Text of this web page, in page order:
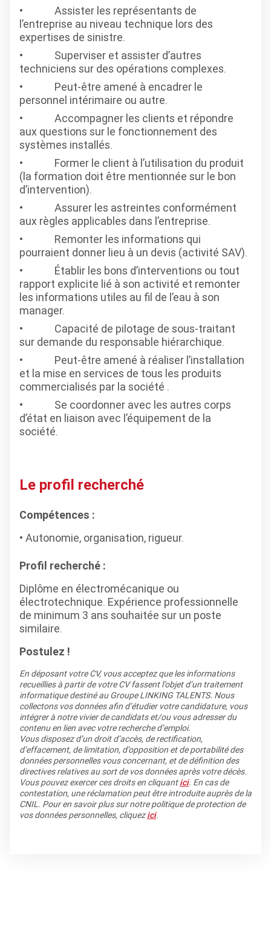
Assister les représentants de
l’entreprise au niveau technique lors des
expertises de sinistre.
Superviser et assister d’autres
techniciens sur des opérations complexes.
Peut-être amené à encadrer le
personnel intérimaire ou autre.
Accompagner les clients et répondre
aux questions sur le fonctionnement des
systèmes installés.
Former le client à l’utilisation du produit
(la formation doit être mentionnée sur le bon
d’intervention).
Assurer les astreintes conformément
aux règles applicables dans l’entreprise.
Remonter les informations qui
pourraient donner lieu à un devis (activité SAV).
Établir les bons d’interventions ou tout
rapport explicite lié à son activité et remonter
les informations utiles au fil de l’eau à son
manager.
Capacité de pilotage de sous-traitant
sur demande du responsable hiérarchique.
Peut-être amené à réaliser l’installation
et la mise en services de tous les produits
commercialisés par la société .
Se coordonner avec les autres corps
d’état en liaison avec l’équipement de la
société.
Le profil recherché
Compétences :
Autonomie, organisation, rigueur.
Profil recherché :
Diplôme en électromécanique ou
électrotechnique. Expérience professionnelle
de minimum 3 ans souhaitée sur un poste
similaire.
Postulez !
En déposant votre CV, vous acceptez que les informations
recueillies à partir de votre CV fassent l’objet d’un traitement
informatique destiné au Groupe LINKING TALENTS. Nous
collectons vos données afin d’étudier votre candidature, vous
intégrer à notre vivier de candidats et/ou vous adresser du
contenu en lien avec votre recherche d’emploi.
Vous disposez d’un droit d’accès, de rectification,
d’effacement, de limitation, d’opposition et de portabilité des
données personnelles vous concernant, et de définition des
directives relatives au sort de vos données après votre décès.
Vous pouvez exercer ces droits en cliquantici. En cas de
contestation, une réclamation peut être introduite auprès de la
CNIL. Pour en savoir plus sur notre politique de protection de
vos données personnelles, cliquezici.